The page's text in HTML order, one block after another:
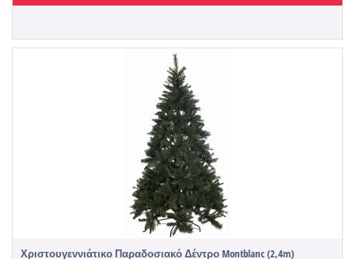
Χριστουγεννιάτικο Παραδοσιακό Δέντρο Montblanc (2,4m)